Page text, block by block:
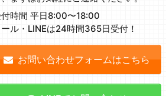
時間 平日8:00〜18:00
ル・LINEは24時間365日受付！
お問い合わせフォームはこちら